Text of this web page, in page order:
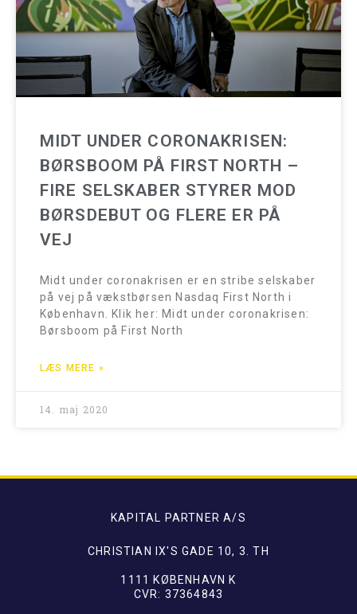
MIDT UNDER CORONAKRISEN:
BØRSBOOM PÅ FIRST NORTH –
FIRE SELSKABER STYRER MOD
BØRSDEBUT OG FLERE ER PÅ
VEJ
Midt under coronakrisen er en stribe selskaber
på vej på vækstbørsen Nasdaq First North i
København. Klik her: Midt under coronakrisen:
Børsboom på First North
LÆS MERE »
14. maj 2020
KAPITAL PARTNER A/S
CHRISTIAN IX'S GADE 10, 3. TH
1111 KØBENHAVN K
CVR: 37364843